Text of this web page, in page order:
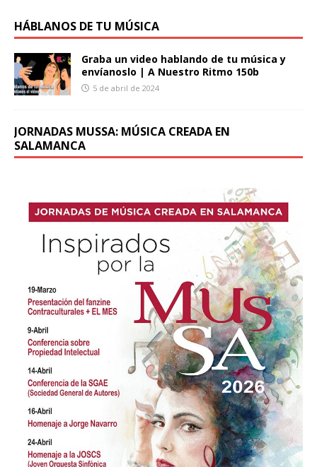
HÁBLANOS DE TU MÚSICA
Graba un video hablando de tu música y
envíanoslo | A Nuestro Ritmo 150b
5 de abril de 2024
JORNADAS MUSSA: MÚSICA CREADA EN
SALAMANCA